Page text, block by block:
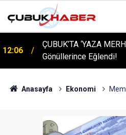
12:06
ÇUBUK’TA ‘YAZA
Gönüllerince Eğlendi!
Anasayfa Ekonomi